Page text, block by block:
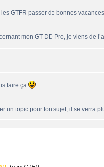
GTFR passer de bonnes vacances
mon GT DD Pro, je viens de
faire ça
un topic pour ton sujet, il se verra
quoi votre record avec une 550PP